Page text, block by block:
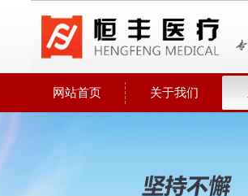
网站首页 关于我们